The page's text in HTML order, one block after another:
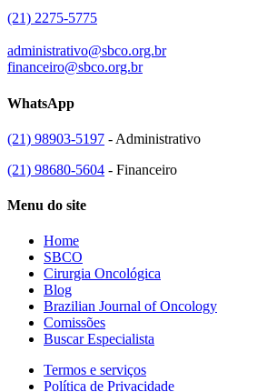
(21) 2275-5775
administrativo@sbco.org.br
financeiro@sbco.org.br
WhatsApp
(21) 98903-5197 - Administrativo
(21) 98680-5604 - Financeiro
Menu do site
Home
SBCO
Cirurgia Oncológica
Blog
Brazilian Journal of Oncology
Comissões
Buscar Especialista
Termos e serviços
Política de Privacidade